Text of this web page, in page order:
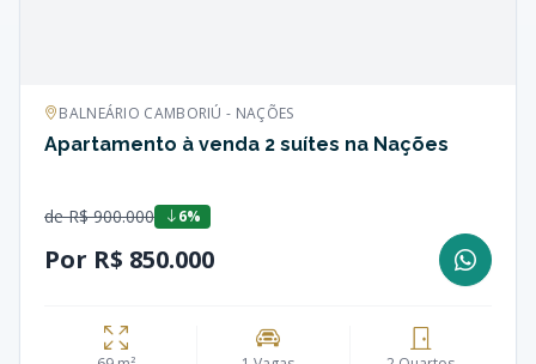
BALNEÁRIO CAMBORIÚ - NAÇÕES
Apartamento à venda 2 suítes na Nações
de R$ 900.000 6%
Por R$ 850.000